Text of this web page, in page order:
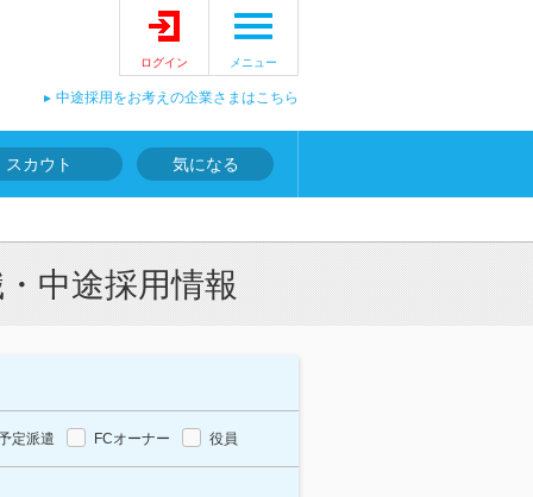
ログイン メニュー
中途採用をお考えの企業さまはこちら
スカウト 気になる
中途採用情報
定派遣 FCオーナー 役員